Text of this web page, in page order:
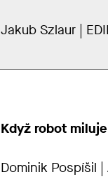
Jakub Szlaur |
Když robot
Dominik Pospíšil |